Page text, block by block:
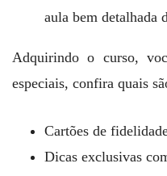
aula bem detalhada
Adquirindo o curso,
especiais, confira quais
Cartões de
Dicas exclusivas